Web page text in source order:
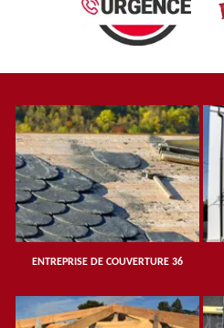
ENTREPRISE DE COUVERTURE 36